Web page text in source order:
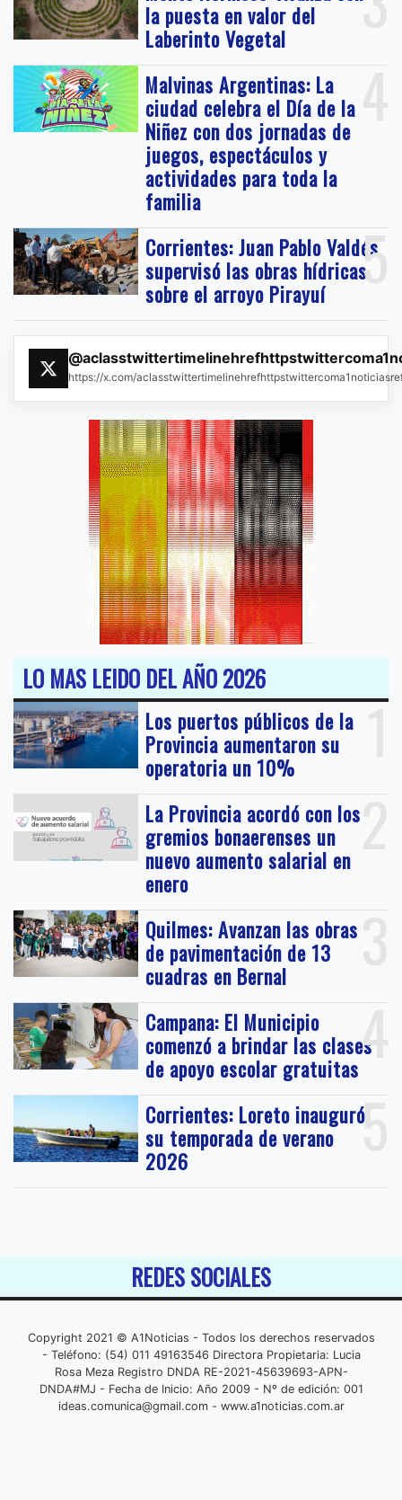
la puesta en valor del
Laberinto Vegetal
4
Malvinas Argentinas: La
ciudad celebra el Día de la
Niñez con dos jornadas de
juegos, espectáculos y
actividades para toda la
familia
5
Corrientes: Juan Pablo Valdés
supervisó las obras hídricas
sobre el arroyo Pirayuí
https://x.com/
LO MAS LEIDO DEL AÑO 2026
1
Los puertos públicos de la
Provincia aumentaron su
operatoria un 10%
2
La Provincia acordó con los
gremios bonaerenses un
nuevo aumento salarial en
enero
3
Quilmes: Avanzan las obras
de pavimentación de 13
cuadras en Bernal
4
Campana: El Municipio
comenzó a brindar las clases
de apoyo escolar gratuitas
5
Corrientes: Loreto inauguró
su temporada de verano
2026
REDES SOCIALES
Copyright 2021 © A1Noticias - Todos los derechos reservados
- Teléfono: (54) 011 49163546 Directora Propietaria: Lucia
Rosa Meza Registro DNDA RE-2021-45639693-APN-
DNDA#MJ - Fecha de Inicio: Año 2009 - Nº de edición: 001
ideas.comunica@gmail.com- www.a1noticias.com.ar